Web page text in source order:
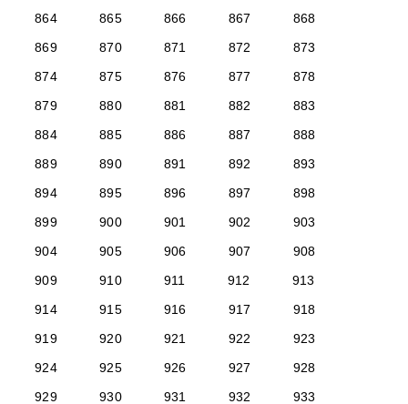
864
865 866 867
868
869
870 871 872
873
874
875 876 877
878
879
880 881 882
883
884
885 886 887
888
889
890 891 892
893
894
895 896 897
898
899
900 901 902
903
904
905 906 907
908
909
910 911 912
913
914
915 916 917
918
919
920 921 922
923
924
925 926 927
928
929
930 931 932 933